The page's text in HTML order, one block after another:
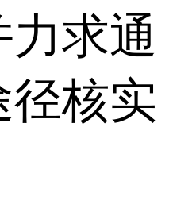
求通
径核实